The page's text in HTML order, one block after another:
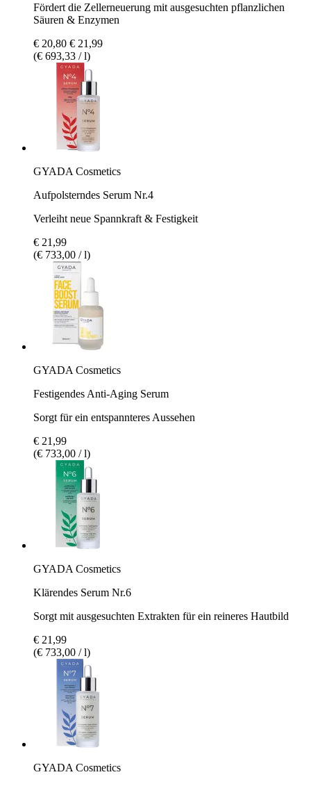
Fördert die Zellerneuerung mit ausgesuchten pflanzlichen
Säuren & Enzymen
€ 20,80 € 21,99
(€ 693,33 / l)
GYADA Cosmetics
Aufpolsterndes Serum Nr.4
Verleiht neue Spannkraft & Festigkeit
€ 21,99
(€ 733,00 / l)
GYADA Cosmetics
Festigendes Anti-Aging Serum
Sorgt für ein entspannteres Aussehen
€ 21,99
(€ 733,00 / l)
GYADA Cosmetics
Klärendes Serum Nr.6
Sorgt mit ausgesuchten Extrakten für ein reineres Hautbild
€ 21,99
(€ 733,00 / l)
GYADA Cosmetics